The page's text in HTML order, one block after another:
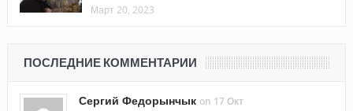
Март 20, 2023
ПОСЛЕДНИЕ КОММЕНТАРИИ
Сергий Федорынчык on 17 Окт